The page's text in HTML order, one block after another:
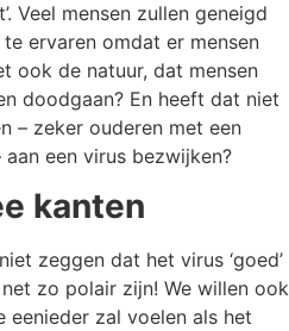
Veel mensen zullen geneigd
te ervaren omdat er mensen
ook de natuur, dat mensen
doodgaan? En heeft dat niet
– zeker ouderen met een
een virus bezwijken?
kanten
zeggen dat het virus ‘goed’
zo polair zijn! We willen ook
eenieder zal voelen als het